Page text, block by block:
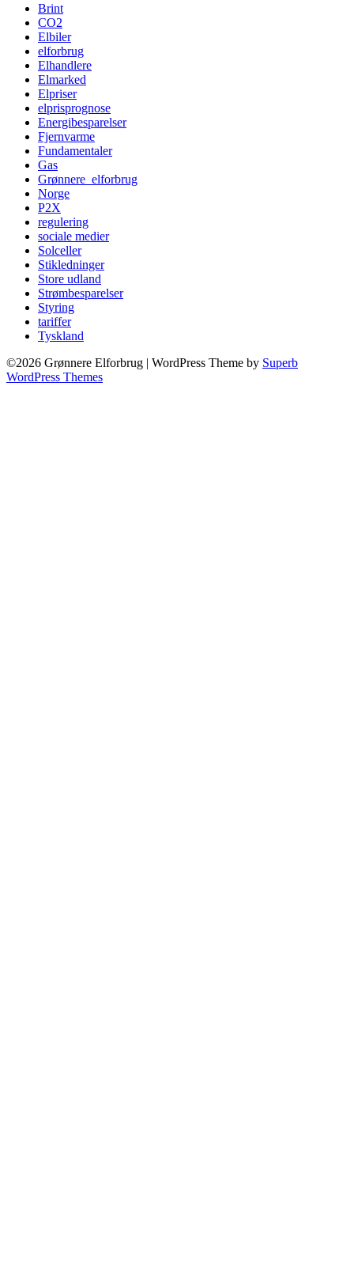
Brint
CO2
Elbiler
elforbrug
Elhandlere
Elmarked
Elpriser
elprisprognose
Energibesparelser
Fjernvarme
Fundamentaler
Gas
Grønnere_elforbrug
Norge
P2X
regulering
sociale medier
Solceller
Stikledninger
Store udland
Strømbesparelser
Styring
tariffer
Tyskland
©2026 Grønnere Elforbrug | WordPress Theme by Superb
WordPress Themes